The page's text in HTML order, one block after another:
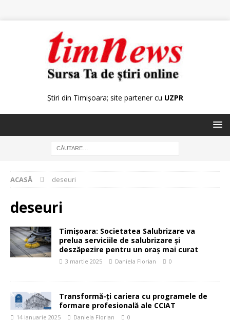
Știri din Timișoara; site partener cu UZPR
ACASĂ deseuri
deseuri
Timișoara: Societatea Salubrizare va
prelua serviciile de salubrizare și
deszăpezire pentru un oraș mai curat
3 martie 2025 Daniela Florian 0
Transformă-ți cariera cu programele de
formare profesională ale CCIAT
14 ianuarie 2025 Daniela Florian 0